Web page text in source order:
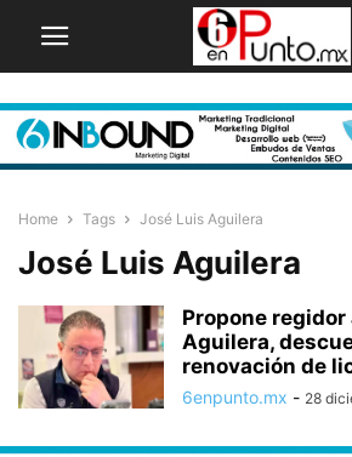
Home Tags José Luis Aguilera
José Luis Aguilera
Propone regidor
Aguilera,
renovación de
6enpunto.mx - 28